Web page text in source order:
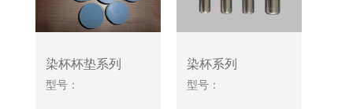
染杯杯垫系列
型号：
染杯系列
型号：